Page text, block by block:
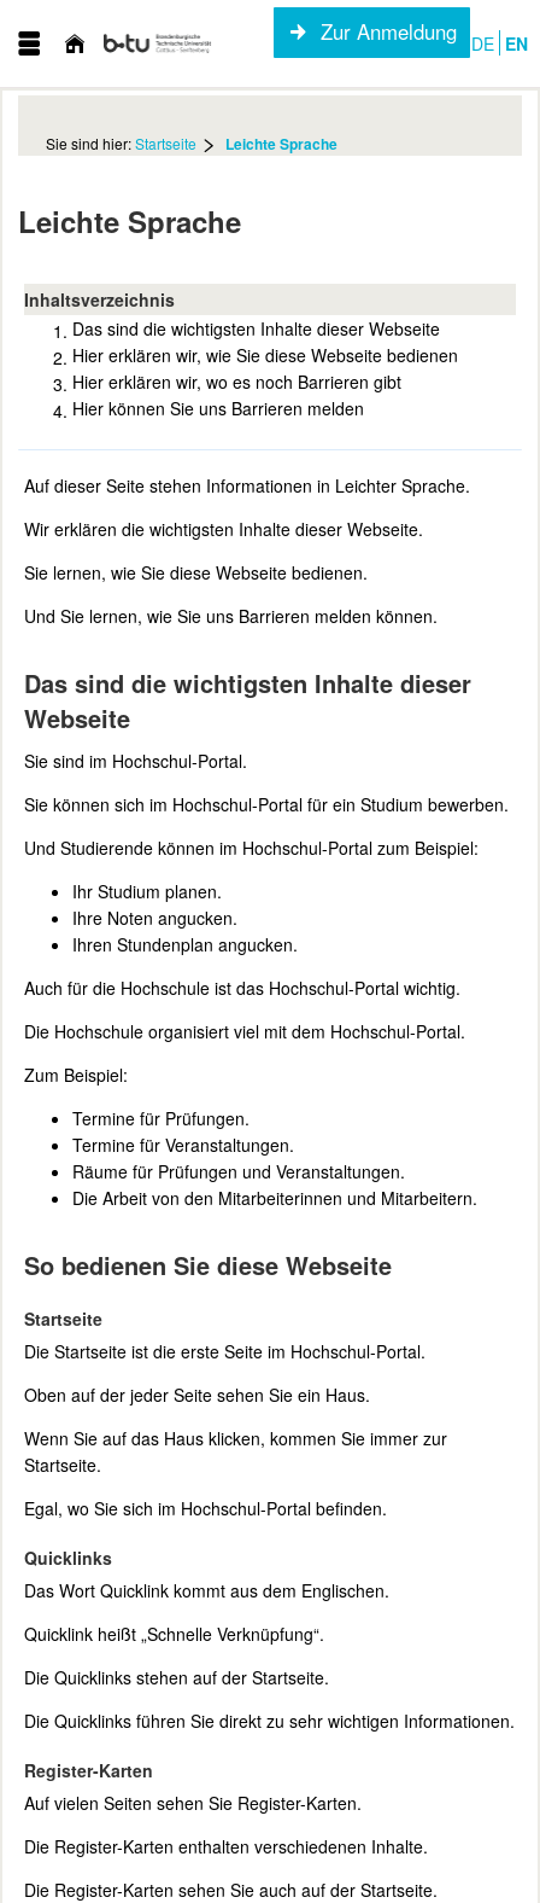
Zur Anmeldung DE EN
Sie sind hier:Startseite Leichte Sprache
Leichte Sprache
Inhaltsverzeichnis
Das sind die wichtigsten Inhalte dieser Webseite
Hier erklären wir, wie Sie diese Webseite bedienen
Hier erklären wir, wo es noch Barrieren gibt
Hier können Sie uns Barrieren melden
Auf dieser Seite stehen Informationen in Leichter Sprache.
Wir erklären die wichtigsten Inhalte dieser Webseite.
Sie lernen, wie Sie diese Webseite bedienen.
Und Sie lernen, wie Sie uns Barrieren melden können.
Das sind die wichtigsten Inhalte dieser
Webseite
Sie sind im Hochschul-Portal.
Sie können sich im Hochschul-Portal für ein Studium bewerben.
Und Studierende können im Hochschul-Portal zum Beispiel:
Ihr Studium planen.
Ihre Noten angucken.
Ihren Stundenplan angucken.
Auch für die Hochschule ist das Hochschul-Portal wichtig.
Die Hochschule organisiert viel mit dem Hochschul-Portal.
Zum Beispiel:
Termine für Prüfungen.
Termine für Veranstaltungen.
Räume für Prüfungen und Veranstaltungen.
Die Arbeit von den Mitarbeiterinnen und Mitarbeitern.
So bedienen Sie diese Webseite
Startseite
Die Startseite ist die erste Seite im Hochschul-Portal.
Oben auf der jeder Seite sehen Sie ein Haus.
Wenn Sie auf das Haus klicken, kommen Sie immer zur
Startseite.
Egal, wo Sie sich im Hochschul-Portal befinden.
Quicklinks
Das Wort Quicklink kommt aus dem Englischen.
Quicklink heißt „Schnelle Verknüpfung“.
Die Quicklinks stehen auf der Startseite.
Die Quicklinks führen Sie direkt zu sehr wichtigen Informationen.
Register-Karten
Auf vielen Seiten sehen Sie Register-Karten.
Die Register-Karten enthalten verschiedenen Inhalte.
Die Register-Karten sehen Sie auch auf der Startseite.